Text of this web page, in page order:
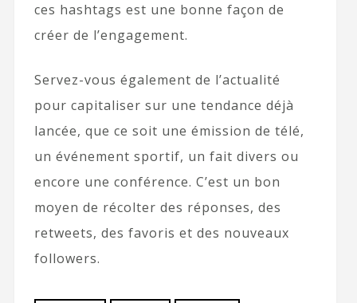
ces hashtags est une bonne façon de
créer de l’engagement.
Servez-vous également de l’actualité
pour capitaliser sur une tendance déjà
lancée, que ce soit une émission de télé,
un événement sportif, un fait divers ou
encore une conférence. C’est un bon
moyen de récolter des réponses, des
retweets, des favoris et des nouveaux
followers.